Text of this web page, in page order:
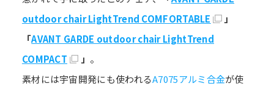
outdoor chair LightTrend COMFORTABLE
」
「AVANT GARDE outdoor chair LightTrend
COMPACT
」 。
素材には宇宙開発にも使われるA7075アルミ合金が使